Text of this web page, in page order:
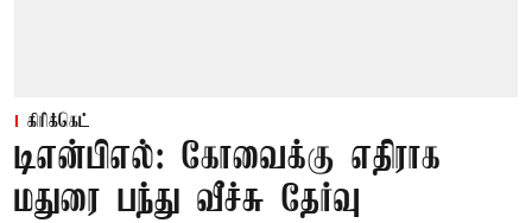
கிரிக்கெட்
டிஎன்பிஎல்: கோவைக்கு எதிராக
மதுரை பந்து வீச்சு தேர்வு